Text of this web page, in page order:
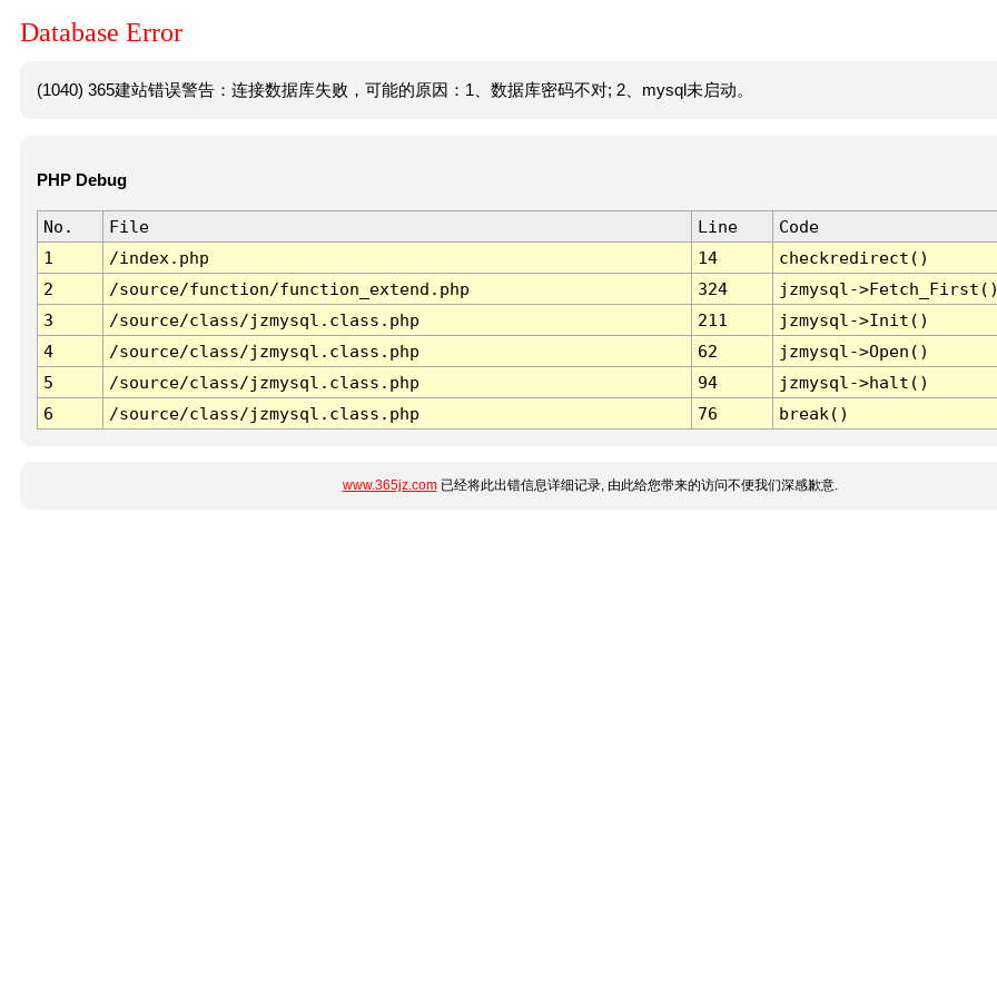
Database Error
(1040) 365建站错误警告：连接数据库失败，可能的原因：1、数据库密码不对; 2、mysql未启动。
PHP Debug
No. File Line
Code
1
/index.php 14
checkredirect()
2
/source/function/function_extend.php 324
jzmysql-
3
/source/class/jzmysql.class.php 211
jzmysql->Init()
4
/source/class/jzmysql.class.php 62
jzmysql->Open()
5
/source/class/jzmysql.class.php 94
jzmysql->halt()
6
/source/class/jzmysql.class.php 76 break()
www.365jz.com已经将此出错信息详细记录, 由此给您带来的访问不便我们深感歉意.